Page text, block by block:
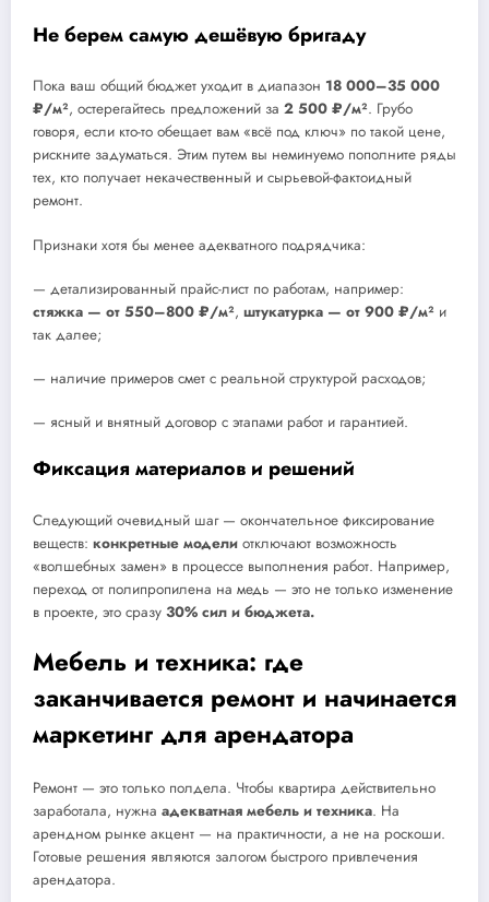
Не берем самую дешёвую бригаду
Пока ваш общий бюджет уходит в диапазон 18 000–35 000
₽/м², остерегайтесь предложений за 2 500 ₽/м². Грубо
говоря, если кто-то обещает вам «всё под ключ» по такой цене,
рискните задуматься. Этим путем вы неминуемо пополните ряды
тех, кто получает некачественный и сырьевой-фактоидный
ремонт.
Признаки хотя бы менее адекватного подрядчика:
— детализированный прайс-лист по работам, например:
стяжка — от 550–800 ₽/м², штукатурка — от 900 ₽/м² и
так далее;
— наличие примеров смет с реальной структурой расходов;
— ясный и внятный договор с этапами работ и гарантией.
Фиксация материалов и решений
Следующий очевидный шаг — окончательное фиксирование
веществ: конкретные модели отключают возможность
«волшебных замен» в процессе выполнения работ. Например,
переход от полипропилена на медь — это не только изменение
в проекте, это сразу 30% сил и бюджета.
Мебель и техника: где
заканчивается ремонт и начинается
маркетинг для арендатора
Ремонт — это только полдела. Чтобы квартира действительно
заработала, нужна адекватная мебель и техника. На
арендном рынке акцент — на практичности, а не на роскоши.
Готовые решения являются залогом быстрого привлечения
арендатора.